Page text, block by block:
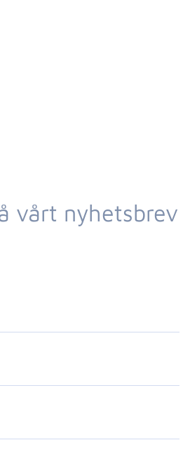
vårt nyhetsbrev